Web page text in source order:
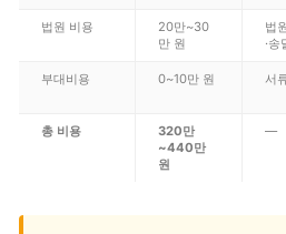
법원 비용
20만~30
만 원
법
·송
부대비용 0~10만 원 서
총 비용
320만
~440만
원
—